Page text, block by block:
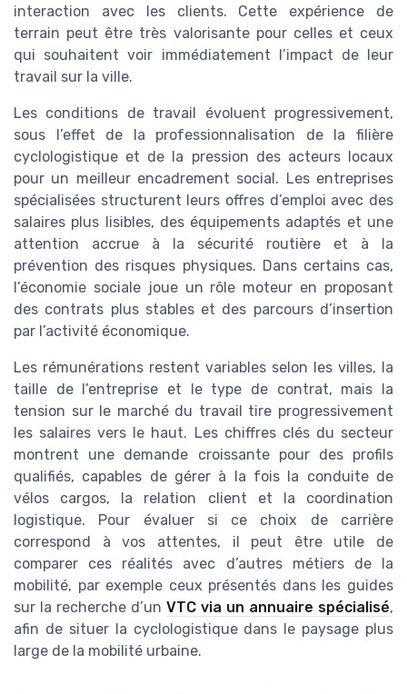
interaction avec les clients. Cette expérience de
terrain peut être très valorisante pour celles et ceux
qui souhaitent voir immédiatement l’impact de leur
travail sur la ville.
Les conditions de travail évoluent progressivement,
sous l’effet de la professionnalisation de la filière
cyclologistique et de la pression des acteurs locaux
pour un meilleur encadrement social. Les entreprises
spécialisées structurent leurs offres d’emploi avec des
salaires plus lisibles, des équipements adaptés et une
attention accrue à la sécurité routière et à la
prévention des risques physiques. Dans certains cas,
l’économie sociale joue un rôle moteur en proposant
des contrats plus stables et des parcours d’insertion
par l’activité économique.
Les rémunérations restent variables selon les villes, la
taille de l’entreprise et le type de contrat, mais la
tension sur le marché du travail tire progressivement
les salaires vers le haut. Les chiffres clés du secteur
montrent une demande croissante pour des profils
qualifiés, capables de gérer à la fois la conduite de
vélos cargos, la relation client et la coordination
logistique. Pour évaluer si ce choix de carrière
correspond à vos attentes, il peut être utile de
comparer ces réalités avec d’autres métiers de la
mobilité, par exemple ceux présentés dans les guides
sur la recherche d’un VTC via un annuaire spécialisé,
afin de situer la cyclologistique dans le paysage plus
large de la mobilité urbaine.